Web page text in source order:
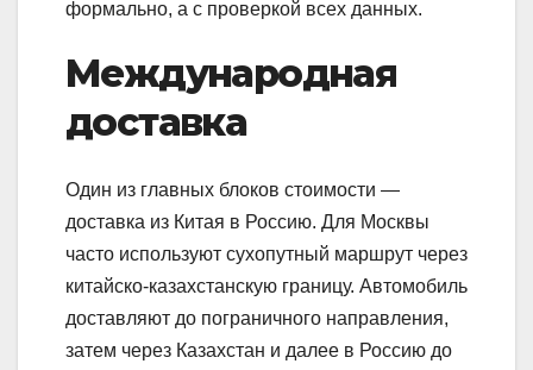
формально, а с проверкой всех данных.
Международная
доставка
Один из главных блоков стоимости —
доставка из Китая в Россию. Для Москвы
часто используют сухопутный маршрут через
китайско-казахстанскую границу. Автомобиль
доставляют до пограничного направления,
затем через Казахстан и далее в Россию до